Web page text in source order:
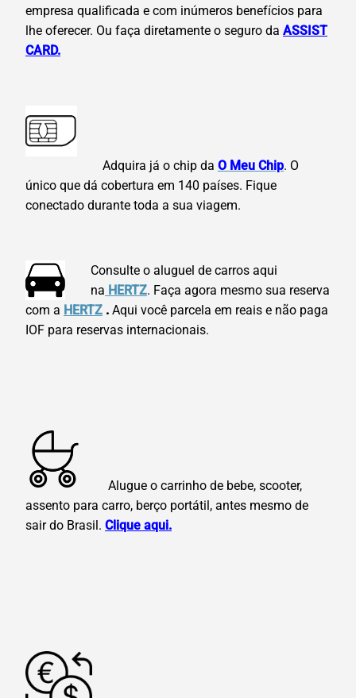
empresa qualificada e com inúmeros benefícios para
lhe oferecer. Ou faça diretamente o seguro da ASSIST
CARD.
Adquira já o chip da O Meu Chip. O
único que dá cobertura em 140 países. Fique
conectado durante toda a sua viagem.
Consulte o aluguel de carros aqui
na HERTZ. Faça agora mesmo sua reserva
com a HERTZ . Aqui você parcela em reais e não paga
IOF para reservas internacionais.
Alugue o carrinho de bebe, scooter,
assento para carro, berço portátil, antes mesmo de
sair do Brasil. Clique aqui.